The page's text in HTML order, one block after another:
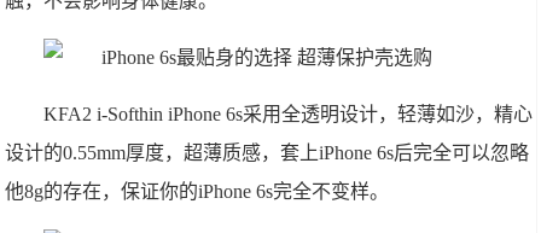
KFA2 i-Softhin iPhone 6s采用全透明设计，轻薄如沙，精心
设计的0.55mm厚度，超薄质感，套上iPhone 6s后完全可以忽略
他8g的存在，保证你的iPhone 6s完全不变样。